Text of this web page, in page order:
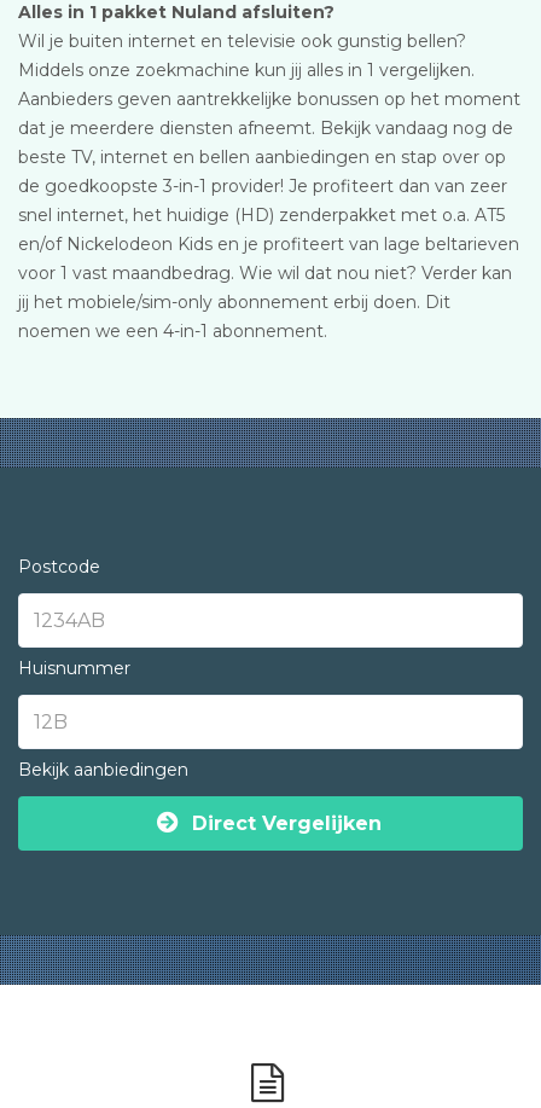
Alles in 1 pakket Nuland afsluiten?
Wil je buiten internet en televisie ook gunstig bellen?
Middels onze zoekmachine kun jij alles in 1 vergelijken.
Aanbieders geven aantrekkelijke bonussen op het moment
dat je meerdere diensten afneemt. Bekijk vandaag nog de
beste TV, internet en bellen aanbiedingen en stap over op
de goedkoopste 3-in-1 provider! Je profiteert dan van zeer
snel internet, het huidige (HD) zenderpakket met o.a. AT5
en/of Nickelodeon Kids en je profiteert van lage beltarieven
voor 1 vast maandbedrag. Wie wil dat nou niet? Verder kan
jij het mobiele/sim-only abonnement erbij doen. Dit
noemen we een 4-in-1 abonnement.
Postcode
Huisnummer
Bekijk aanbiedingen
Direct Vergelijken